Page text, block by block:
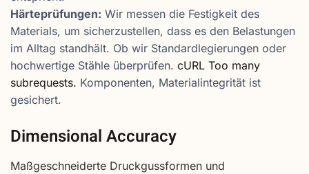
Härteprüfungen: Wir messen die Festigkeit des
Materials, um sicherzustellen, dass es den Belastungen
im Alltag standhält. Ob wir Standardlegierungen oder
hochwertige Stähle überprüfen. cURL Too many
subrequests. Komponenten, Materialintegrität ist
gesichert.
Dimensional Accuracy
Maßgeschneiderte Druckgussformen und